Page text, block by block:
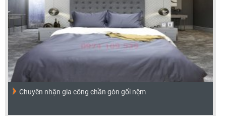
Chuyên nhận gia công chần gòn gối nệm